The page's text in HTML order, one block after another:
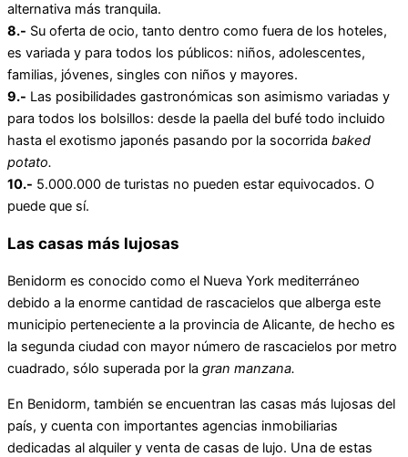
alternativa más tranquila.
8.- Su oferta de ocio, tanto dentro como fuera de los hoteles,
es variada y para todos los públicos: niños, adolescentes,
familias, jóvenes, singles con niños y mayores.
9.- Las posibilidades gastronómicas son asimismo variadas y
para todos los bolsillos: desde la paella del bufé todo incluido
hasta el exotismo japonés pasando por la socorrida baked
potato.
10.- 5.000.000 de turistas no pueden estar equivocados. O
puede que sí.
Las casas más lujosas
Benidorm es conocido como el Nueva York mediterráneo
debido a la enorme cantidad de rascacielos que alberga este
municipio perteneciente a la provincia de Alicante, de hecho es
la segunda ciudad con mayor número de rascacielos por metro
cuadrado, sólo superada por la gran manzana.
En Benidorm, también se encuentran las casas más lujosas del
país, y cuenta con importantes agencias inmobiliarias
dedicadas al alquiler y venta de casas de lujo. Una de estas